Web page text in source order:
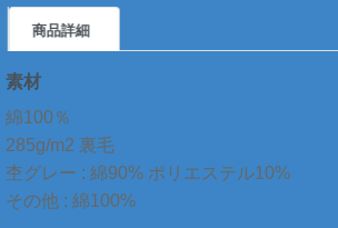
商品詳細
素材
綿100％
285g/m2 裏毛
杢グレー : 綿90% ポリエステル10%
その他 : 綿100%